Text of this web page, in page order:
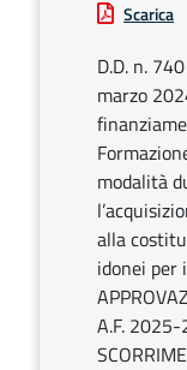
Scarica
D.D. n.
marzo
modalità
alla
idonei
A.F. 2025-